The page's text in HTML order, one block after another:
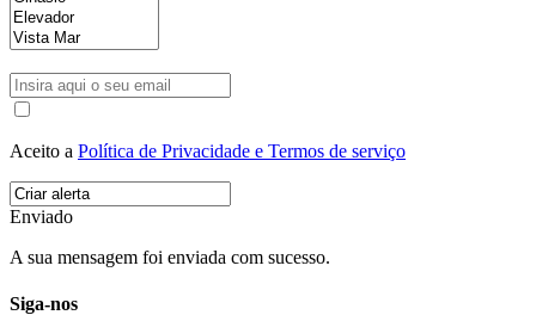
Aceito a Política de Privacidade e Termos de serviço
Enviado
A sua mensagem foi enviada com sucesso.
Siga-nos